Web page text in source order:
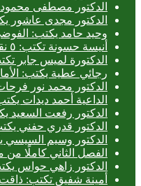
الدكتور مصطفى
الدكتور مجدى عاشور
وحيد حامد يكتب:
أنيسة حسونة تكتب: ٥ نقط «مزايدة» بسْ يا عم صالح!
الدكتورة لميس جابر
رجائي عطية يكتب:
الدكتور محمد نور
الداعية أحمد ديدات
الدكتور رفعت السعيد
الدكتور قدري حفني
الدكتور وسيم
الفصل الثاني كاملًا
الدكتور زاهي حواس
أمينة شفيق تكتب: ذاقت